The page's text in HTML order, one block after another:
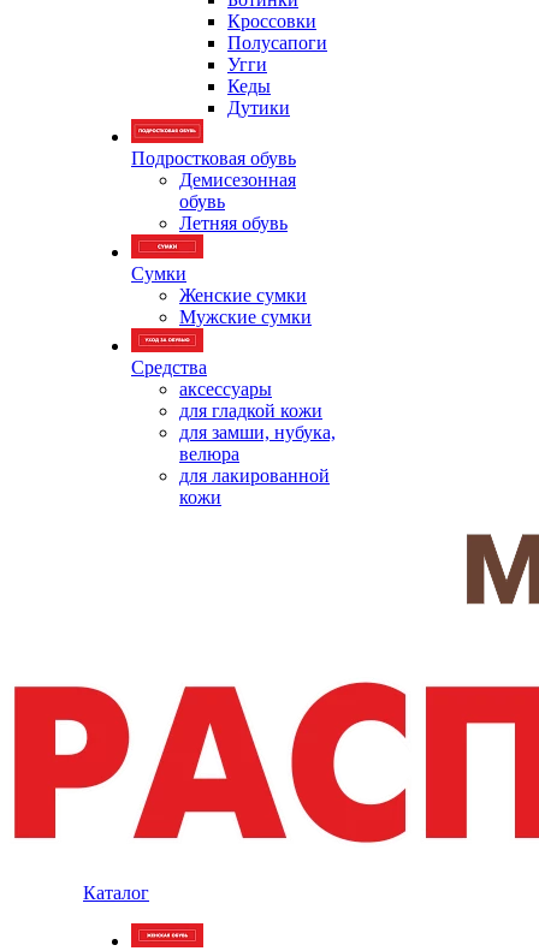
Кроссовки
Полусапоги
Угги
Кеды
Дутики
Подростковая обувь
Демисезонная
обувь
Летняя обувь
Сумки
Женские сумки
Мужские сумки
Средства
аксессуары
для гладкой кожи
для замши, нубука,
велюра
для лакированной
кожи
Каталог